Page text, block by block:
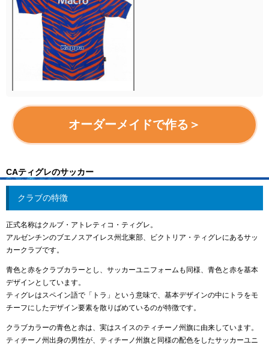
オーダーメイドで作る＞
CAティグレのサッカー
クラブの特徴
正式名称はクルブ・アトレティコ・ティグレ。
アルゼンチンのブエノスアイレス州北東部、ビクトリア・ティグレにあるサッ
カークラブです。
青色と赤をクラブカラーとし、サッカーユニフォームも同様、青色と赤を基本
デザインとしています。
ティグレはスペイン語で「トラ」という意味で、基本デザインの中にトラをモ
チーフにしたデザイン要素を散りばめているのが特徴です。
クラブカラーの青色と赤は、実はスイスのティチーノ州旗に由来しています。
ティチーノ州出身の男性が、ティチーノ州旗と同様の配色をしたサッカーユニ